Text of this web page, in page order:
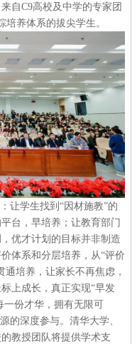
自C9高校及中学的专家团
养体系的拔尖学生。
让学生找到“因材施教”的
台，早培养；让教育部门
优才计划的目标并非制造
体系和分层培养，从“评价
培养，让家长不再焦虑，
上成长，真正实现“早发
一份才华，拥有无限可
的深度参与。清华大学、
教授团队将提供学术支